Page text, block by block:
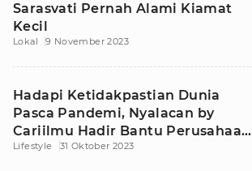
Sarasvati Pernah Alami Kiamat
Kecil
Lokal 9 November 2023
Hadapi Ketidakpastian Dunia
Pasca Pandemi, Nyalacan by
Cariilmu Hadir Bantu Perusahaan
Beradaptasi
Lifestyle 31 Oktober 2023